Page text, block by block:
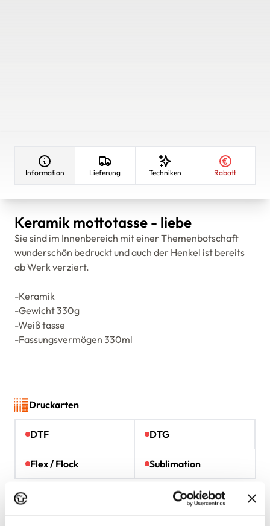
Information Lieferung Techniken Rabatt
Keramik mottotasse - liebe
Sie sind im Innenbereich mit einer Themenbotschaft
wunderschön bedruckt und auch der Henkel ist bereits
ab Werk verziert.
-Keramik
-Gewicht 330g
-Weiß tasse
-Fassungsvermögen 330ml
Druckarten
DTF DTG
Flex / Flock Sublimation